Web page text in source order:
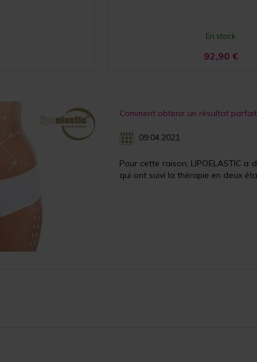
En stock
92,90 €
Comment obtenir un résultat
09.04.2021
Pour cette raison, LIPOELASTIC
qui ont suivi la thérapie en deux